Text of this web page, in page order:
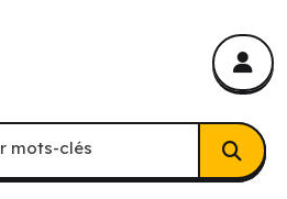
mots-clés
mots-clés